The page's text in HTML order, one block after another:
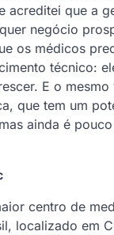
acreditei que a
negócio
os médicos
técnico:
E o mesmo
que tem um
ainda é
centro de
localizado em